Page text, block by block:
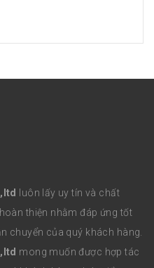
luôn lấy uy tín và chất
thiện nhằm đáp ứng tốt
chuyển của quý khách hàng.
mong muốn được hợp tác